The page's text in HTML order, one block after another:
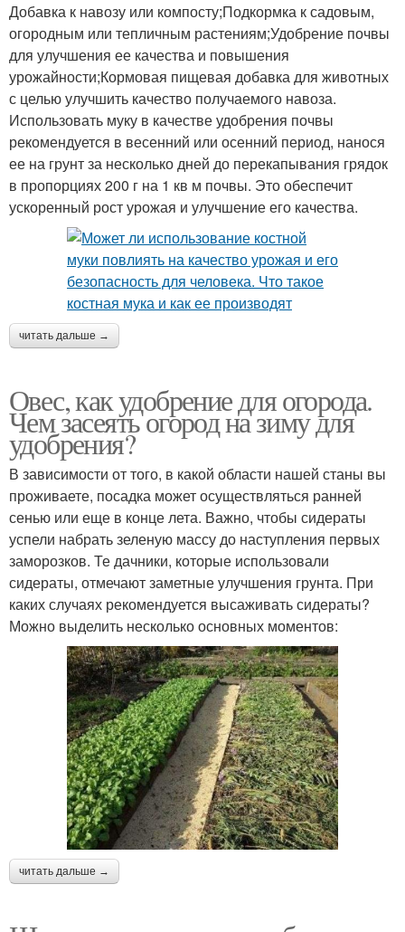
Добавка к навозу или компосту;Подкормка к садовым,
огородным или тепличным растениям;Удобрение почвы
для улучшения ее качества и повышения
урожайности;Кормовая пищевая добавка для животных
с целью улучшить качество получаемого навоза.
Использовать муку в качестве удобрения почвы
рекомендуется в весенний или осенний период, нанося
ее на грунт за несколько дней до перекапывания грядок
в пропорциях 200 г на 1 кв м почвы. Это обеспечит
ускоренный рост урожая и улучшение его качества.
читать дальше →
Овес, как удобрение для огорода.
Чем засеять огород на зиму для
удобрения?
В зависимости от того, в какой области нашей станы вы
проживаете, посадка может осуществляться ранней
сенью или еще в конце лета. Важно, чтобы сидераты
успели набрать зеленую массу до наступления первых
заморозков. Те дачники, которые использовали
сидераты, отмечают заметные улучшения грунта. При
каких случаях рекомендуется высаживать сидераты?
Можно выделить несколько основных моментов:
читать дальше →